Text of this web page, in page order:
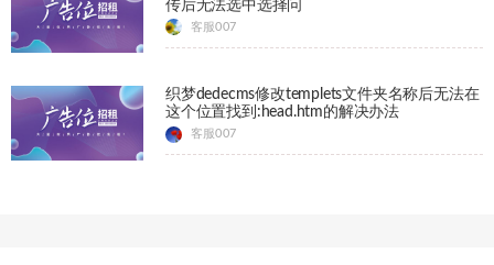
传后无法选中选择问
客服007
织梦dedecms修改templets文件夹名称后无法在
这个位置找到:head.htm的解决办法
客服007